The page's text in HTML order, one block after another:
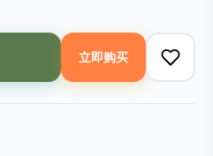
立即购买